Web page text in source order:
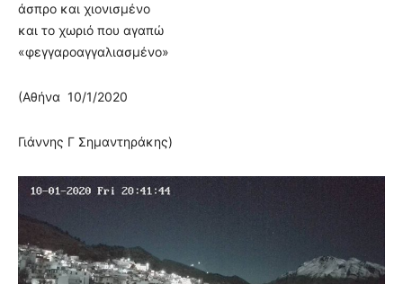
άσπρο και χιονισμένο
και το χωριό που αγαπώ
«φεγγαροαγγαλιασμένο»
(Αθήνα 10/1/2020
Γιάννης Γ Σημαντηράκης)